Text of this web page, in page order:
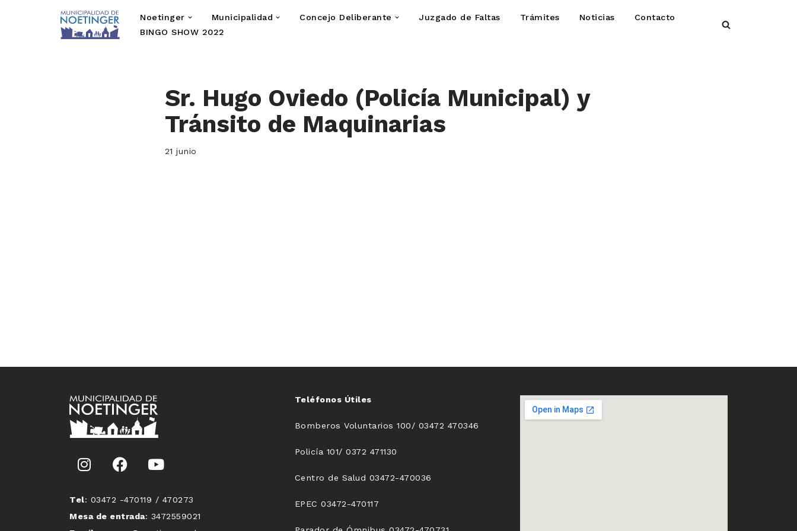
Noetinger Municipalidad Concejo Deliberante Juzgado de Faltas Trámites Noticias
Contacto
BINGO SHOW 2022
Sr. Hugo Oviedo (Policía Municipal) y
Tránsito de Maquinarias
21 junio
Tel: 03472 -470119 / 470273
Mesa de entrada: 3472559021
Teléfonos Útiles
Bomberos Voluntarios 100/ 03472 470346
Policía 101/ 0372 471130
Centro de Salud 03472-470036
EPEC 03472-470117